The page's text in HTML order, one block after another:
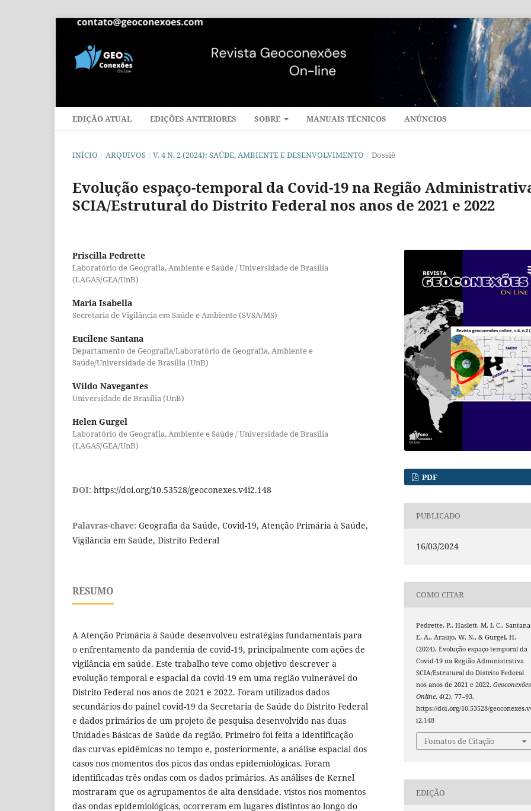
EDIÇÃO ATUAL EDIÇÕES ANTERIORES SOBRE MANUAIS TÉCNICOS ANÚNCIOS
INÍCIO / ARQUIVOS / V. 4 N. 2 (2024): SAÚDE, AMBIENTE E DESENVOLVIMENTO / Dossiê
Evolução espaço-temporal da Covid-19 na Região
SCIA/Estrutural do Distrito Federal nos anos de 2021 e 2022
Priscilla Pedrette
Laboratório de Geografia, Ambiente e Saúde / Universidade de Brasília
(LAGAS/GEA/UnB)
Maria Isabella
Secretaria de Vigilância em Saúde e Ambiente (SVSA/MS)
Eucilene Santana
Departamento de Geografia/Laboratório de Geografia, Ambiente e
Saúde/Universidade de Brasília (UnB)
Wildo Navegantes
Universidade de Brasília (UnB)
Helen Gurgel
Laboratório de Geografia, Ambiente e Saúde / Universidade de Brasília
(LAGAS/GEA/UnB)
DOI: https://doi.org/10.53528/geoconexes.v4i2.148
Palavras-chave: Geografia da Saúde, Covid-19, Atenção Primária à Saúde,
Vigilância em Saúde, Distrito Federal
RESUMO
A Atenção Primária à Saúde desenvolveu estratégias fundamentais para
o enfrentamento da pandemia de covid-19, principalmente com ações de
vigilância em saúde. Este trabalho teve como objetivo descrever a
evolução temporal e espacial da covid-19 em uma região vulnerável do
Distrito Federal nos anos de 2021 e 2022. Foram utilizados dados
secundários do painel covid-19 da Secretaria de Saúde do Distrito Federal
e dados primários de um projeto de pesquisa desenvolvido nas duas
Unidades Básicas de Saúde da região. Primeiro foi feita a identificação
das curvas epidêmicas no tempo e, posteriormente, a análise espacial dos
casos nos momentos dos picos das ondas epidemiológicas. Foram
identificadas três ondas com os dados primários. As análises de Kernel
mostraram que os agrupamentos de alta densidade, vistos nos momentos
das ondas epidemiológicas, ocorreram em lugares distintos ao longo do
PDF
PUBLICADO
16/03/2024
COMO CITAR
Pedrette, P., Haslett, M. I. C., Santana,
E. A., Araujo, W. N., & Gurgel, H.
(2024). Evolução espaço-temporal da
Covid-19 na Região Administrativa
SCIA/Estrutural do Distrito Federal
nos anos de 2021 e 2022.Geoconexões
Online,4(2), 77–93.
https://doi.org/10.53528/
i2.148
Fomatos de Citação
EDIÇÃO